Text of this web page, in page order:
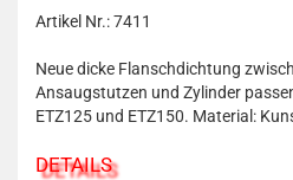
Artikel Nr.: 7411
Neue dicke Flanschdichtung
Ansaugstutzen und Zylinder
ETZ125 und ETZ150. Material:
DETAILS